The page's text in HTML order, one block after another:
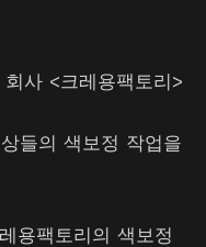
사 <크레용팩토리>
들의 색보정 작업을
용팩토리의 색보정